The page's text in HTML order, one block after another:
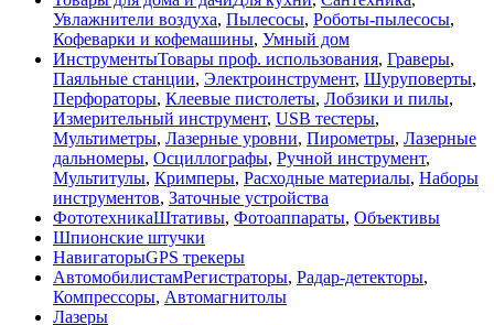
Увлажнители воздуха, Пылесосы, Роботы-пылесосы,
Кофеварки и кофемашины, Умный дом
ИнструментыТовары проф. использования, Граверы,
Паяльные станции, Электроинструмент, Шуруповерты,
Перфораторы, Клеевые пистолеты, Лобзики и пилы,
Измерительный инструмент, USB тестеры,
Мультиметры, Лазерные уровни, Пирометры, Лазерные
дальномеры, Осциллографы, Ручной инструмент,
Мультитулы, Кримперы, Расходные материалы, Наборы
инструментов, Заточные устройства
ФототехникаШтативы, Фотоаппараты, Объективы
Шпионские штучки
НавигаторыGPS трекеры
АвтомобилистамРегистраторы, Радар-детекторы,
Компрессоры, Автомагнитолы
Лазеры